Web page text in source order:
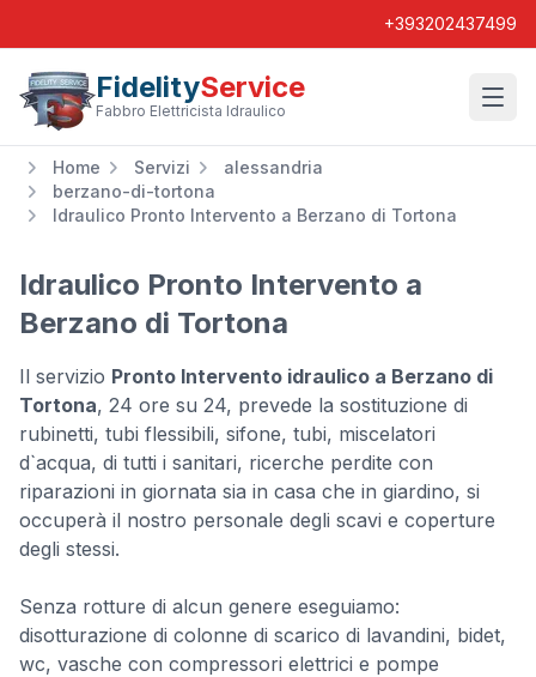
+393202437499
FidelityService
Fabbro Elettricista Idraulico
Home Servizi
alessandria
berzano-di-tortona
Idraulico Pronto Intervento a Berzano di Tortona
Idraulico Pronto Intervento a
Berzano di Tortona
Il servizio Pronto Intervento idraulico a Berzano di
Tortona, 24 ore su 24, prevede la sostituzione di
rubinetti, tubi flessibili, sifone, tubi, miscelatori
d`acqua, di tutti i sanitari, ricerche perdite con
riparazioni in giornata sia in casa che in giardino, si
occuperà il nostro personale degli scavi e coperture
degli stessi.
Senza rotture di alcun genere eseguiamo:
disotturazione di colonne di scarico di lavandini, bidet,
wc, vasche con compressori elettrici e pompe